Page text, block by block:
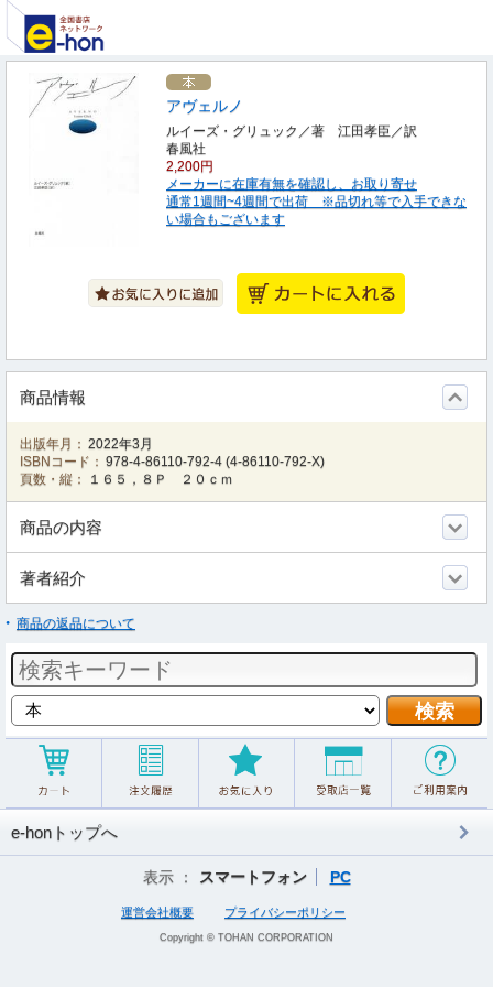
アヴェルノ
ルイーズ・グリュック／著 江田孝臣／訳
春風社
2,200円
メーカーに在庫有無を確認し、お取り寄せ
通常1週間~4週間で出荷 ※品切れ等で入手できな
い場合もございます
商品情報
出版年月： 2022年3月
ISBNコード： 978-4-86110-792-4 (4-86110-792-X)
頁数・縦：
１６５，８Ｐ ２０ｃｍ
商品の内容
著者紹介
商品の返品について
e-honトップへ
表示 ： スマートフォン PC
運営会社概要 プライバシーポリシー
Copyright © TOHAN CORPORATION